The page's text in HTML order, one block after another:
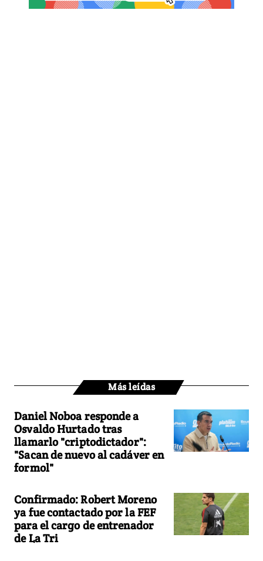
Más leídas
Daniel Noboa responde a
Osvaldo Hurtado tras
llamarlo "criptodictador":
"Sacan de nuevo al cadáver en
formol"
Confirmado: Robert Moreno
ya fue contactado por la FEF
para el cargo de entrenador
de La Tri